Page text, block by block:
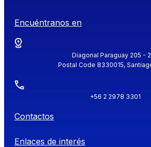
Encuéntranos en
Diagonal Paraguay 205 -
Postal Code 8330015,
+56 2 2978 3301
Contactos
Enlaces de interés